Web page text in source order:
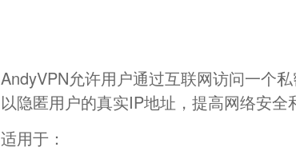
AndyVPN允许用户通过互联网访问一个
以隐匿用户的真实IP地址，提高网络安全
适用于：